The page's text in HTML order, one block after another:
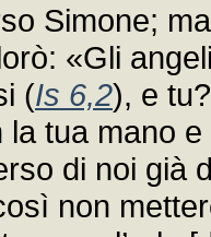
ma
«Gli
(Is 6,2), e
la tua mano
di noi già
non